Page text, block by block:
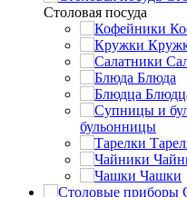
Столовая посуда
Блюда
бульонницы
Чашки